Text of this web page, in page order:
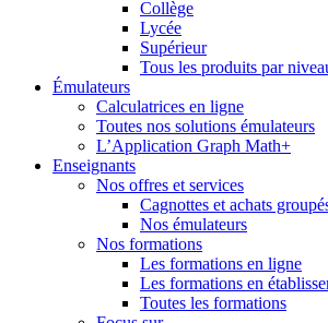
Collège
Lycée
Supérieur
Tous les produits par
Émulateurs
Calculatrices en ligne
Toutes nos solutions émulateurs
L’Application Graph Math+
Enseignants
Nos offres et services
Cagnottes et achats
Nos émulateurs
Nos formations
Les formations en ligne
Les formations en
Toutes les formations